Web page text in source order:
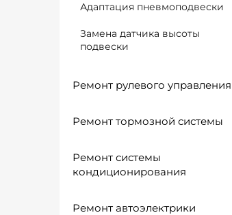
Адаптация пневмоподвески
Замена датчика высоты
подвески
Ремонт рулевого управления
Ремонт тормозной системы
Ремонт системы
кондиционирования
Ремонт автоэлектрики